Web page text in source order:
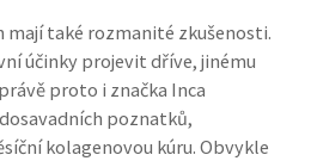
mají také rozmanité zkušenosti.
účinky projevit dříve, jinému
proto i značka Inca
poznatků,
kolagenovou kúru. Obvykle